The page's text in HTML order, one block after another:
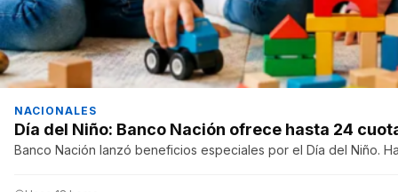
NACIONALES
Día del Niño: Banco Nación ofrece hasta 24
Banco Nación lanzó beneficios especiales por el Día del Niño.